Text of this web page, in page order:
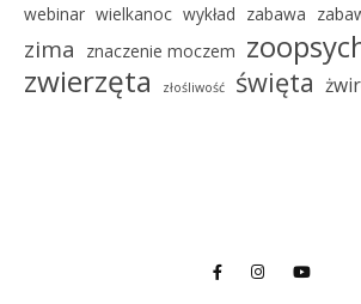
webinar wielkanoc wykład zabawa
zima znaczenie moczem
zwierzęta
złośliwość święta